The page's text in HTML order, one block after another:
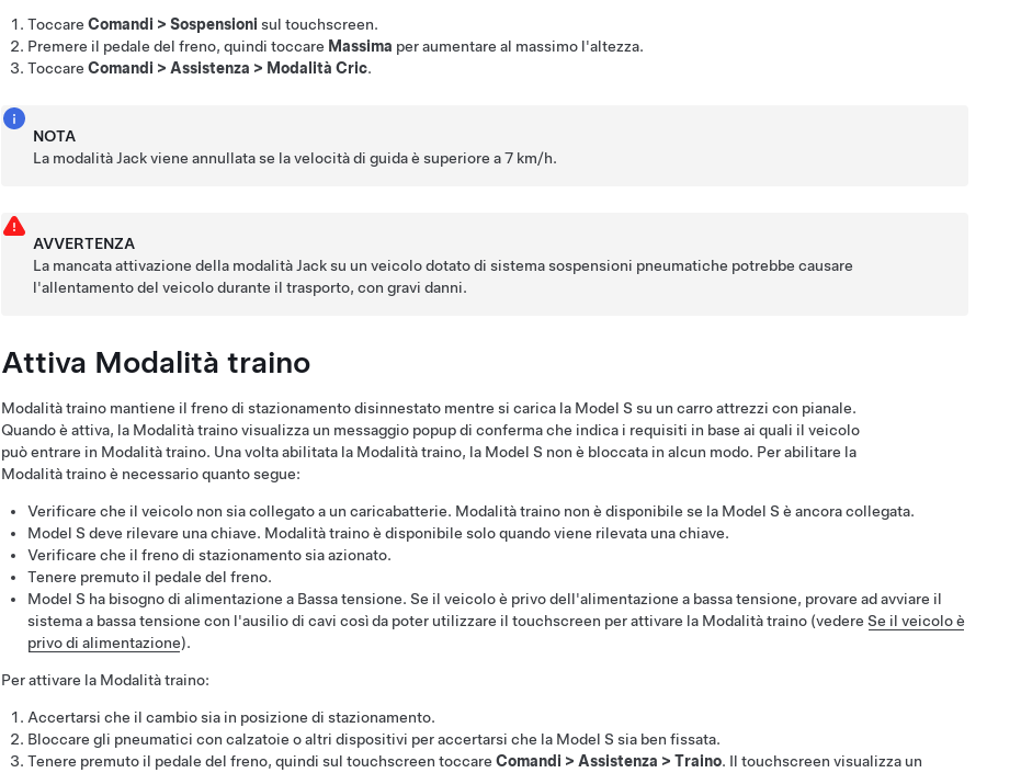
Toccare Comandi > Sospensioni sul touchscreen.
Premere il pedale del freno, quindi toccare Massima per aumentare al massimo l'altezza.
Toccare Comandi > Assistenza > Modalità Cric.
NOTA
La modalità Jack viene annullata se la velocità di guida è superiore a7 km/h.
AVVERTENZA
La mancata attivazione della modalità Jack su un veicolo dotato di sistema sospensioni pneumatiche potrebbe causare
l'allentamento del veicolo durante il trasporto, con gravi danni.
Attiva Modalità traino
Modalità traino mantiene il freno di stazionamento disinnestato mentre si carica la Model S su un carro attrezzi con pianale.
Quando è attiva, la Modalità trainovisualizza un messaggio popup di conferma che indica i requisiti in base ai quali il veicolo
può entrare in Modalità traino. Una volta abilitata la Modalità traino, la Model S non è bloccata in alcun modo. Per abilitare la
Modalità trainoè necessario quanto segue:
Verificare che il veicolo non sia collegato a un caricabatterie. Modalità traino non è disponibile se la Model S è ancora collegata.
Model S deve rilevare una chiave. Modalità trainoè disponibile solo quando viene rilevata una chiave.
Verificare che il freno di stazionamento sia azionato.
Tenere premuto il pedale del freno.
Model S ha bisogno di alimentazione a Bassa tensione. Se il veicolo è privo dell'alimentazione a bassa tensione, provare ad avviare il
sistema a bassa tensione con l'ausilio di cavi così da poter utilizzare il touchscreen per attivare la Modalità traino (vedere Se il veicolo è
privo di alimentazione).
Per attivare la Modalità traino:
Accertarsi che il cambio sia in posizione di stazionamento.
Bloccare gli pneumatici con calzatoie o altri dispositivi per accertarsi che la Model S sia ben fissata.
Tenere premuto il pedale del freno, quindi sul touchscreen toccare Comandi > Assistenza > Traino. Il touchscreen visualizza un